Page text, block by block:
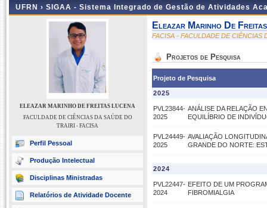
UFRN › SIGAA - Sistema Integrado de Gestão de Atividades
ELEAZAR MARINHO DE FREITAS LUCENA
FACULDADE DE CIÊNCIAS DA SAÚDE DO
TRAIRI - FACISA
Perfil Pessoal
Produção Intelectual
Disciplinas Ministradas
Relatórios de Atividade Docente
Eleazar Marinho De
FACISA - FACULDADE DE CIÊNCIAS
Projetos de Pesquisa
Projeto de Pesquisa
2025
PVL23844-
2025
ANÁLISE DA RELAÇÃO
EQUILÍBRIO DE
PVL24449-
2025
AVALIAÇÃO
GRANDE DO NORTE:
2024
PVL22447-
2024
EFEITO DE UM
FIBROMIALGIA